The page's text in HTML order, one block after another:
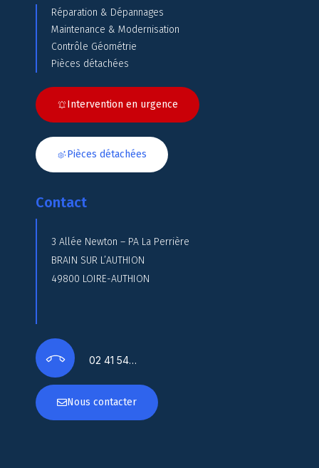
Réparation & Dépannages
Maintenance & Modernisation
Contrôle Géométrie
Pièces détachées
Intervention en urgence
Pièces détachées
Contact
3 Allée Newton – PA La Perrière
BRAIN SUR L’AUTHION
49800 LOIRE-AUTHION
02 41 54…
Nous contacter